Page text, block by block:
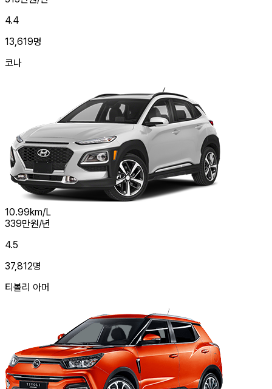
4.4
13,619명
코나
10.99km/L
339만원/년
4.5
37,812명
티볼리 아머